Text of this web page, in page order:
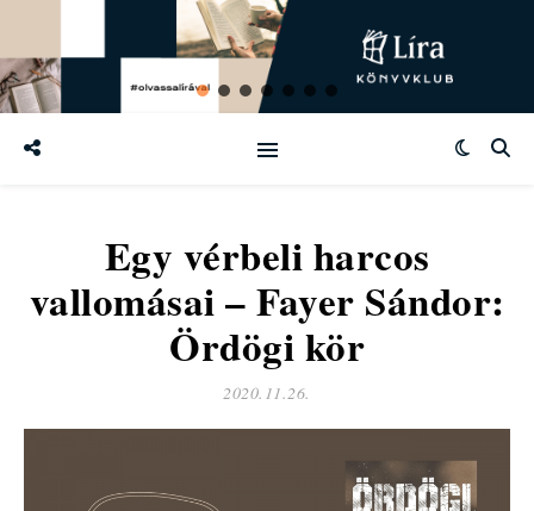
Egy vérbeli harcos
vallomásai – Fayer Sándor:
Ördögi kör
2020.11.26.